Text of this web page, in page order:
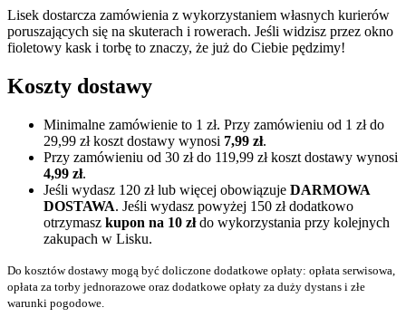
Lisek dostarcza zamówienia z wykorzystaniem własnych kurierów
poruszających się na skuterach i rowerach. Jeśli widzisz przez okno
fioletowy kask i torbę to znaczy, że już do Ciebie pędzimy!
Koszty dostawy
Minimalne zamówienie to 1 zł. Przy zamówieniu od 1 zł do
29,99 zł koszt dostawy wynosi 7,99 zł.
Przy zamówieniu od 30 zł do 119,99 zł koszt dostawy wynosi
4,99 zł.
Jeśli wydasz 120 zł lub więcej obowiązuje DARMOWA
DOSTAWA. Jeśli wydasz powyżej 150 zł dodatkowo
otrzymasz kupon na 10 złdo wykorzystania przy kolejnych
zakupach w Lisku.
Do kosztów dostawy mogą być doliczone dodatkowe opłaty: opłata serwisowa,
opłata za torby jednorazowe oraz dodatkowe opłaty za duży dystans i złe
warunki pogodowe.